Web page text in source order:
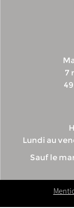
7
Lundi au
Sauf le